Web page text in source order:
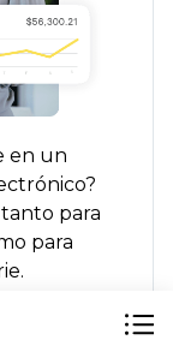
en un
para
para